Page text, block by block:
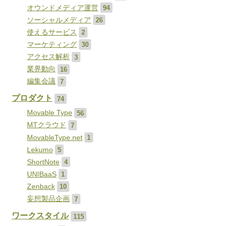
オウンドメディア運営
94
ソーシャルメディア
26
使えるサービス
2
マーケティング
30
アクセス解析
3
業界動向
16
編集会議
7
プロダクト
74
Movable Type
56
MTクラウド
7
MovableType.net
1
Lekumo
5
ShortNote
4
UNIBaaS
1
Zenback
10
妄想製品企画
7
ワークスタイル
115